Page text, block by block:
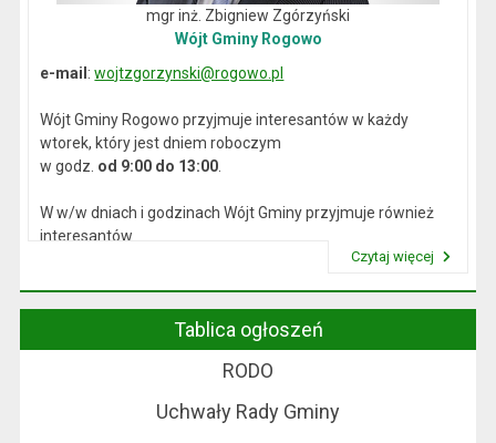
mgr inż. Zbigniew Zgórzyński
Wójt Gminy Rogowo
e-mail :wojtzgorzynski@rogowo.pl
Wójt Gminy Rogowo przyjmuje interesantów w każdy
wtorek, który jest dniem roboczym
w godz. od 9:00 do 13:00
W w/w dniach i godzinach Wójt Gminy przyjmuje również
interesantów
Czytaj więcej
Tablica ogłoszeń
RODO
Uchwały Rady Gminy